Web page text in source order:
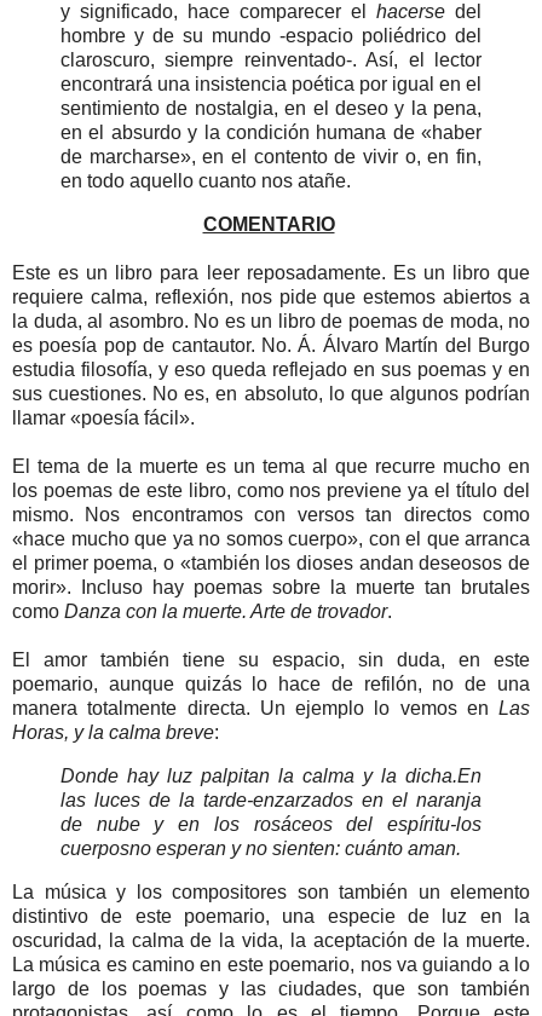
y significado, hace comparecer el hacerse del
hombre y de su mundo -espacio poliédrico del
claroscuro, siempre reinventado-. Así, el lector
encontrará una insistencia poética por igual en el
sentimiento de nostalgia, en el deseo y la pena,
en el absurdo y la condición humana de «haber
de marcharse», en el contento de vivir o, en fin,
en todo aquello cuanto nos atañe.
COMENTARIO
Este es un libro para leer reposadamente. Es un libro que
requiere calma, reflexión, nos pide que estemos abiertos a
la duda, al asombro. No es un libro de poemas de moda, no
es poesía pop de cantautor. No. Á. Álvaro Martín del Burgo
estudia filosofía, y eso queda reflejado en sus poemas y en
sus cuestiones. No es, en absoluto, lo que algunos podrían
llamar «poesía fácil».
El tema de la muerte es un tema al que recurre mucho en
los poemas de este libro, como nos previene ya el título del
mismo. Nos encontramos con versos tan directos como
«hace mucho que ya no somos cuerpo», con el que arranca
el primer poema, o «también los dioses andan deseosos de
morir». Incluso hay poemas sobre la muerte tan brutales
como Danza con la muerte. Arte de trovador.
El amor también tiene su espacio, sin duda, en este
poemario, aunque quizás lo hace de refilón, no de una
manera totalmente directa. Un ejemplo lo vemos en Las
Horas, y la calma breve:
Donde hay luz palpitan la calma y la dicha.En
las luces de la tarde-enzarzados en el naranja
de nube y en los rosáceos del espíritu-los
cuerposno esperan y no sienten: cuánto aman.
La música y los compositores son también un elemento
distintivo de este poemario, una especie de luz en la
oscuridad, la calma de la vida, la aceptación de la muerte.
La música es camino en este poemario, nos va guiando a lo
largo de los poemas y las ciudades, que son también